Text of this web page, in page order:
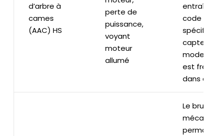
d’arbre à
cames
(AAC) HS
perte de
puissance,
voyant
moteur
allumé
entraîne
code
capteur.
mode
est
dans ces
Le bruit